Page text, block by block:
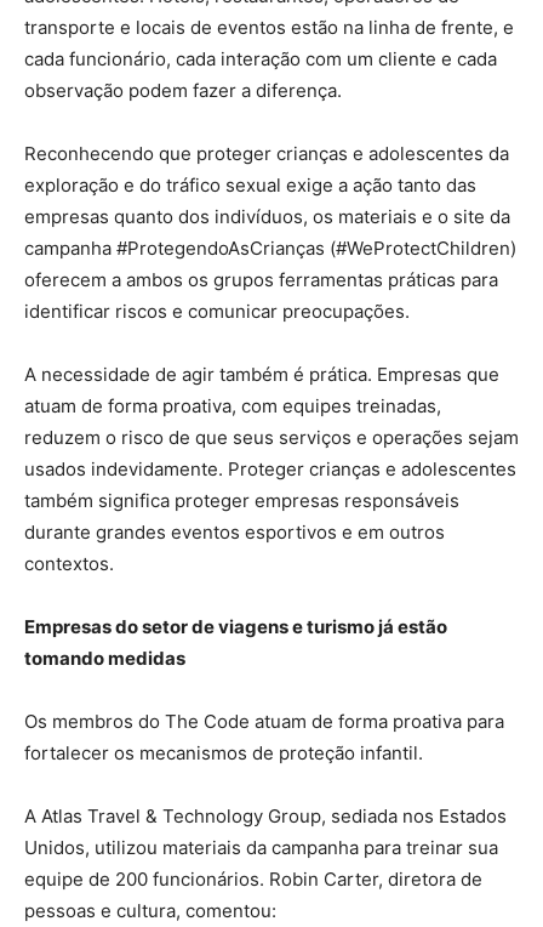
transporte e locais de eventos estão na linha de frente, e
cada funcionário, cada interação com um cliente e cada
observação podem fazer a diferença.
Reconhecendo que proteger crianças e adolescentes da
exploração e do tráfico sexual exige a ação tanto das
empresas quanto dos indivíduos, os materiais e o site da
campanha #ProtegendoAsCrianças (#WeProtectChildren)
oferecem a ambos os grupos ferramentas práticas para
identificar riscos e comunicar preocupações.
A necessidade de agir também é prática. Empresas que
atuam de forma proativa, com equipes treinadas,
reduzem o risco de que seus serviços e operações sejam
usados indevidamente. Proteger crianças e adolescentes
também significa proteger empresas responsáveis
durante grandes eventos esportivos e em outros
contextos.
Empresas do setor de viagens e turismo já estão
tomando medidas
Os membros do The Code atuam de forma proativa para
fortalecer os mecanismos de proteção infantil.
A Atlas Travel & Technology Group, sediada nos Estados
Unidos, utilizou materiais da campanha para treinar sua
equipe de 200 funcionários. Robin Carter, diretora de
pessoas e cultura, comentou: